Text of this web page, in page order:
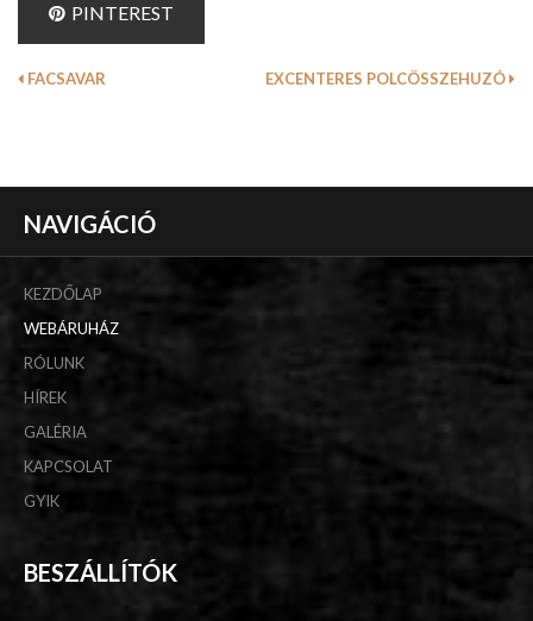
PINTEREST
FACSAVAR EXCENTERES POLCÖSSZEHUZÓ
NAVIGÁCIÓ
KEZDŐLAP
WEBÁRUHÁZ
RÓLUNK
HÍREK
GALÉRIA
KAPCSOLAT
GYIK
BESZÁLLÍTÓK